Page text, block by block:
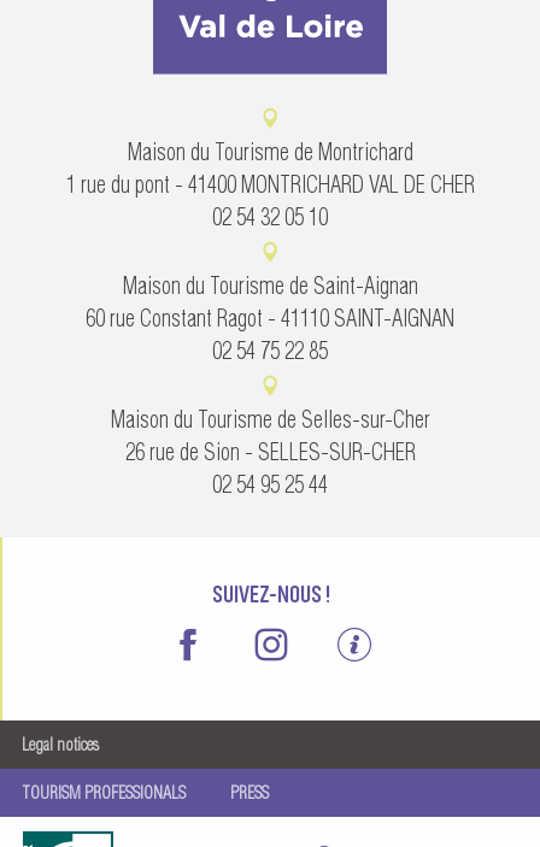
Maison du Tourisme de Montrichard
1 rue du pont - 41400 MONTRICHARD VAL DE CHER
02 54 32 05 10
Maison du Tourisme de Saint-Aignan
60 rue Constant Ragot - 41110 SAINT-AIGNAN
02 54 75 22 85
Maison du Tourisme de Selles-sur-Cher
26 rue de Sion - SELLES-SUR-CHER
02 54 95 25 44
SUIVEZ-NOUS !
Legal notices
TOURISM PROFESSIONALS PRESS